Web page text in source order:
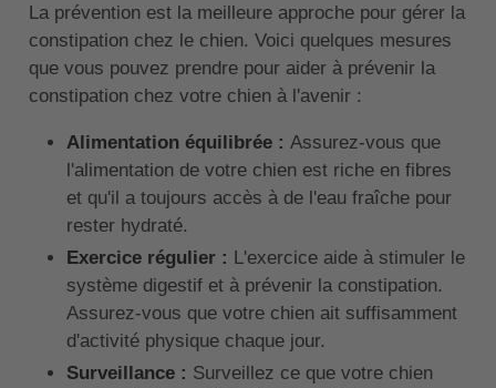
La prévention est la meilleure approche pour gérer la
constipation chez le chien. Voici quelques mesures
que vous pouvez prendre pour aider à prévenir la
constipation chez votre chien à l'avenir :
Alimentation équilibrée : Assurez-vous que
l'alimentation de votre chien est riche en fibres
et qu'il a toujours accès à de l'eau fraîche pour
rester hydraté.
Exercice régulier : L'exercice aide à stimuler le
système digestif et à prévenir la constipation.
Assurez-vous que votre chien ait suffisamment
d'activité physique chaque jour.
Surveillance : Surveillez ce que votre chien